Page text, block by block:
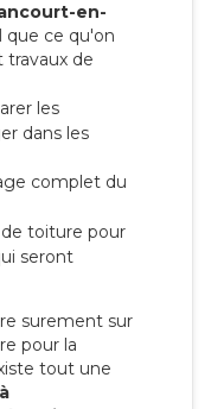
en-
que ce qu'on
travaux de
les
dans les
complet du
toiture pour
seront
surement sur
pour la
tout une